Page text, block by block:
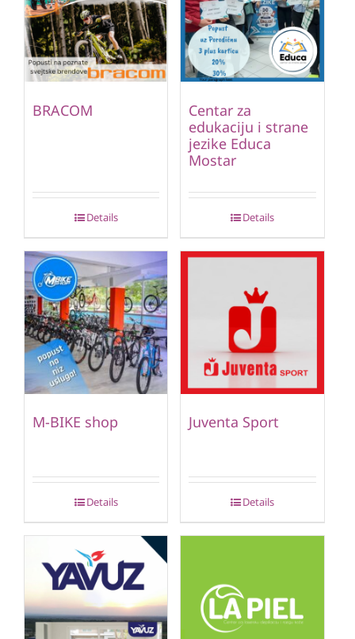
BRACOM
Details
Centar za
edukaciju i strane
jezike Educa
Mostar
Details
M-BIKE shop
Details
Juventa Sport
Details